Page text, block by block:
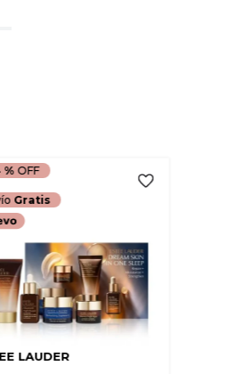
Gratis
%
LAUDER